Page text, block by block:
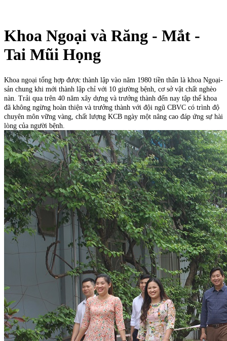
Khoa Ngoại và Răng - Mắt -
Tai Mũi Họng
Khoa ngoại tổng hợp được thành lập vào năm 1980 tiền thân là khoa Ngoại-
sản chung khi mới thành lập chỉ với 10 giường bệnh, cơ sở vật chất nghèo
nàn. Trải qua trên 40 năm xây dựng và trưởng thành đến nay tập thể khoa
đã không ngừng hoàn thiện và trưởng thành với đội ngũ CBVC có trình độ
chuyên môn vững vàng, chất lượng KCB ngày một nâng cao đáp ứng sự hài
lòng của người bệnh.